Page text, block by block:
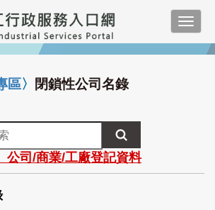
區〉 閉鎖性公司名錄
公司/商業/工廠登記資料